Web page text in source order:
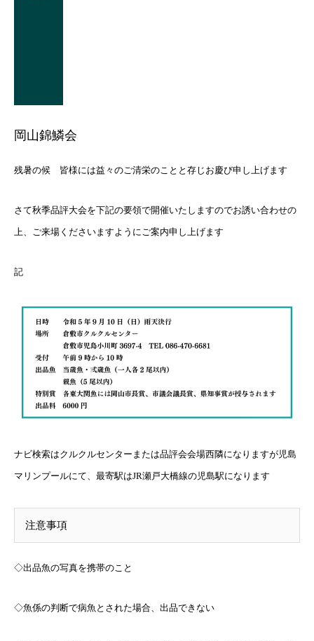
岡山錦鱗会
残暑の候 皆様には益々のご清栄のことと存じお慶び申し上げます
さて秋季品評大会を下記の要領で開催いたしますのでお誘い合わせの
上、ご来場くださいますようにご案内申し上げます
記
ナビ検索はクルクルセンターまたは品評会会場西隣になりますが児島
マリンプールにて、最寄駅はJR瀬戸大橋線の児島駅になります
注意事項
◇出品魚の写真を携帯のこと
◇魚係の判断で病魚とされた場合、出品できない